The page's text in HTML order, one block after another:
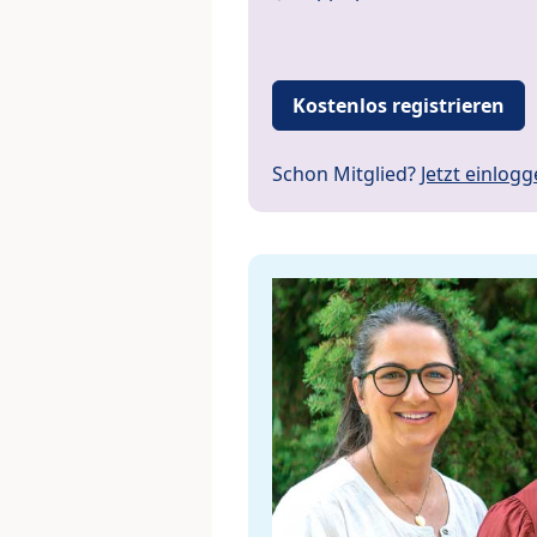
Kostenlos registrieren
Schon Mitglied? Jetzt